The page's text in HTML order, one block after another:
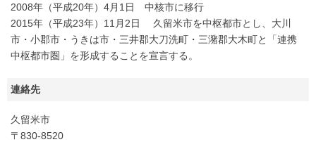
2008年（平成20年）4月1日 中核市に移行
2015年（平成23年）11月2日 久留米市を中枢都市とし、大川
市・小郡市・うきは市・三井郡大刀洗町・三潴郡大木町と「連携
中枢都市圏」を形成することを宣言する。
連絡先
久留米市
〒830-8520